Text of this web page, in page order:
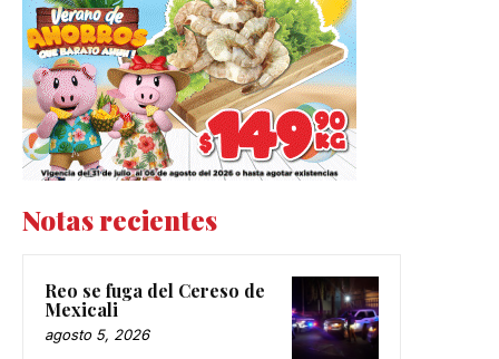
Notas recientes
Reo se fuga del Cereso de
Mexicali
agosto 5, 2026